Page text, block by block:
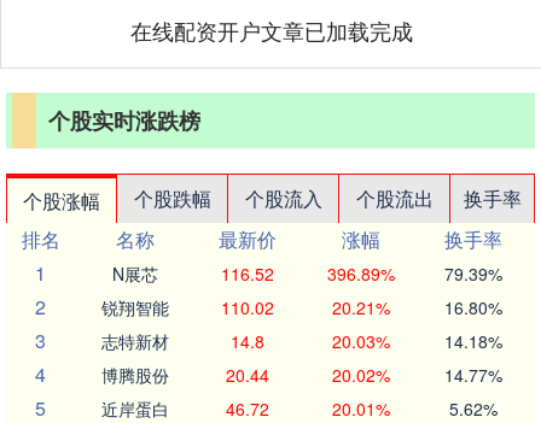
在线配资开户文章已加载完成
个股实时涨跌榜
个股涨幅 个股跌幅 个股流入 个股流出
换手率
排名
名称 最新价 涨幅
换手率
1
N展芯 116.52 396.89% 79.39%
2 锐翔智能 110.02 20.21% 16.80%
3 志特新材 14.8 20.03% 14.18%
4 博腾股份 20.44 20.02% 14.77%
5 近岸蛋白 46.72 20.01% 5.62%